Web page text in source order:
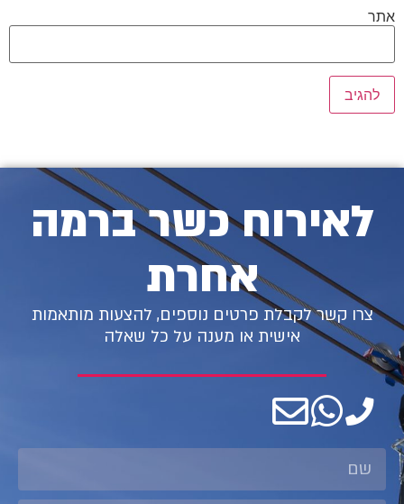
אתר
לאירוח כשר ברמה
אחרת
צרו קשר לקבלת פרטים נוספים, להצעות מותאמות
אישית או מענה על כל שאלה